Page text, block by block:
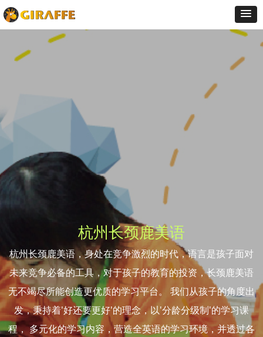
杭州长颈鹿美语
杭州长颈鹿美语，身处在竞争激烈的时代，语言是孩子面对
未来竞争必备的工具，对于孩子的教育的投资，长颈鹿美语
无不竭尽所能创造更优质的学习平台。 我们从孩子的角度出
发，秉持着'好还要更好'的理念，以'分龄分级制'的学习课
程， 多元化的学习内容，营造全英语的学习环境，并透过各